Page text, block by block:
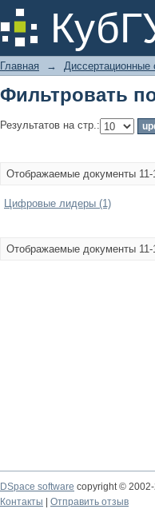
Фильтровать
Главная → Диссертационные
Фильтровать
Результатов на стр.:
Отображаемые документы 11-
Цифровые лидеры (1)
Отображаемые документы 11-
DSpace software copyright ©
Контакты
Отправить отзыв